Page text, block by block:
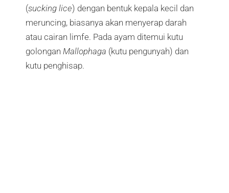
(sucking lice) dengan bentuk kepala kecil dan
meruncing, biasanya akan menyerap darah
atau cairan limfe. Pada ayam ditemui kutu
golongan Mallophaga (kutu pengunyah) dan
kutu penghisap.